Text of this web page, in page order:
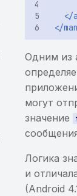
</
</
Одним из
могут
значение
Логика
и
(Android